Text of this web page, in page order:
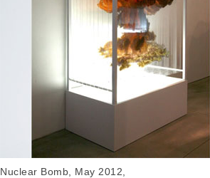
Nuclear Bomb, May 2012,